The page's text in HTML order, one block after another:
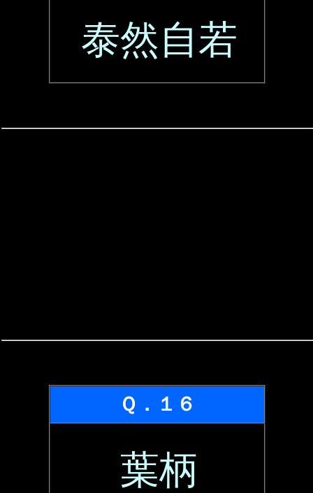
泰然自若
Ｑ．１６
葉柄